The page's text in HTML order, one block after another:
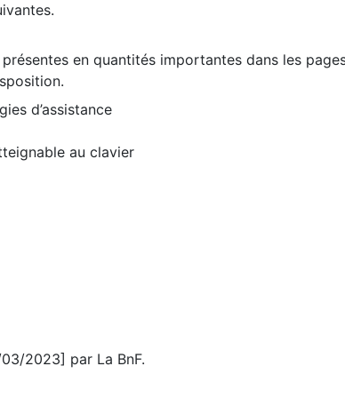
en quantités importantes dans les
d’assistance
au clavier
2023] par La BnF.